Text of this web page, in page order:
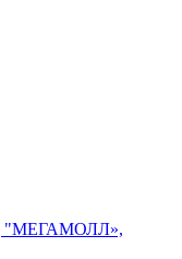
"МЕГАМОЛЛ»,